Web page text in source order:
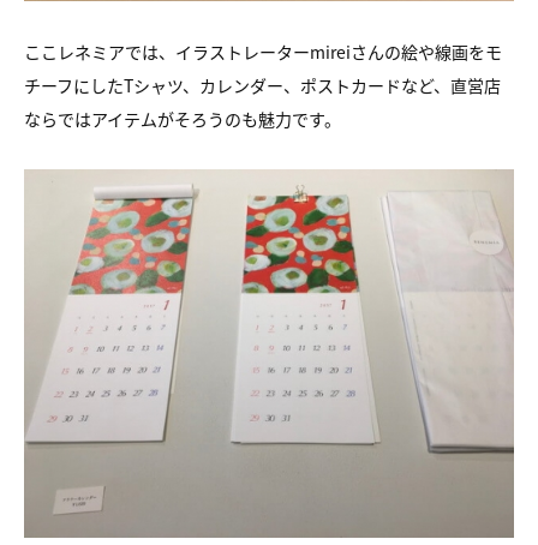
ここレネミアでは、イラストレーターmireiさんの絵や線画をモ
チーフにしたTシャツ、カレンダー、ポストカードなど、直営店
ならではアイテムがそろうのも魅力です。